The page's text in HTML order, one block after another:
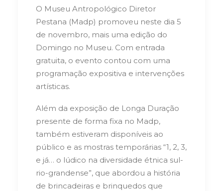
O Museu Antropológico Diretor
Pestana (Madp) promoveu neste dia 5
de novembro, mais uma edição do
Domingo no Museu. Com entrada
gratuita, o evento contou com uma
programação expositiva e intervenções
artísticas.
Além da exposição de Longa Duração
presente de forma fixa no Madp,
também estiveram disponíveis ao
público e as mostras temporárias “1, 2, 3,
e já… o lúdico na diversidade étnica sul-
rio-grandense”, que abordou a história
de brincadeiras e brinquedos que